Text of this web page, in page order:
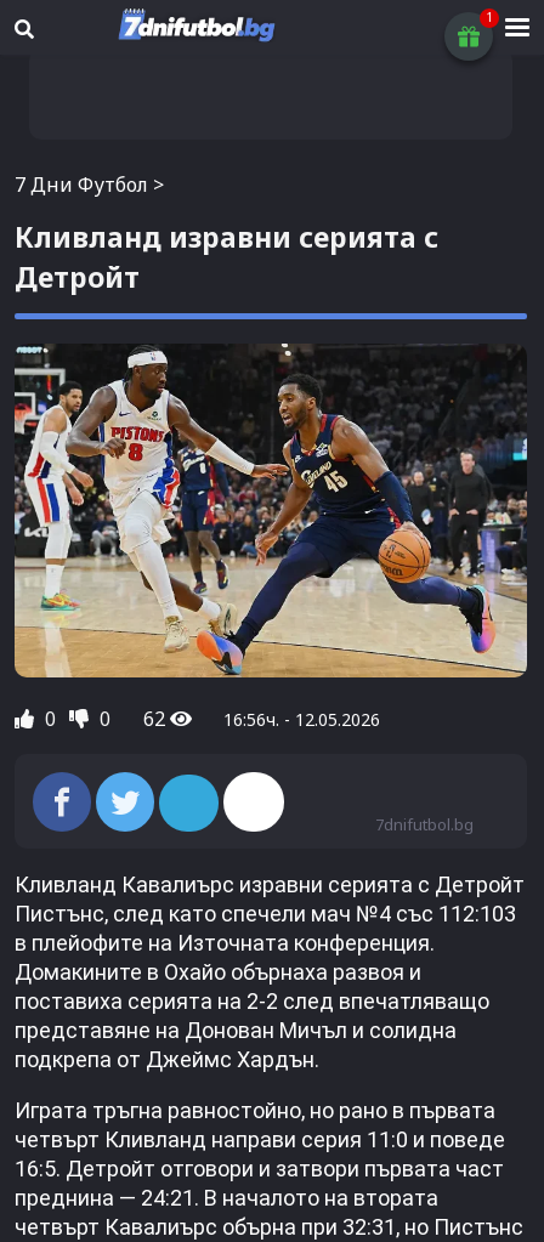
7 Дни Футбол >
Кливланд изравни серията с
Детройт
0 0 62 16:56ч. - 12.05.2026
7dnifutbol.bg
Кливланд Кавалиърс изравни серията с Детройт
Пистънс, след като спечели мач №4 със 112:103
в плейофите на Източната конференция.
Домакините в Охайо обърнаха развоя и
поставиха серията на 2-2 след впечатляващо
представяне на Донован Мичъл и солидна
подкрепа от Джеймс Хардън.
Играта тръгна равностойно, но рано в първата
четвърт Кливланд направи серия 11:0 и поведе
16:5. Детройт отговори и затвори първата част
преднина — 24:21. В началото на втората
четвърт Кавалиърс обърна при 32:31, но Пистънс